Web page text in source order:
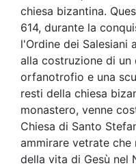
chiesa bizantina.
614, durante la
l'Ordine dei Salesiani
alla costruzione di
orfanotrofio e una
resti della chiesa
monastero, venne
Chiesa di Santo
ammirare vetrate
della vita di Gesù nel